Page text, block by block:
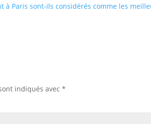
à Paris sont-ils considérés comme les
indiqués avec*